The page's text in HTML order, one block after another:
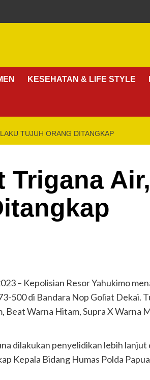
KESEHATAN & LIFE STYLE
TUJUH ORANG DITANGKAP
Trigana
– Kepolisian Resor Yahukimo
500 di Bandara Nop Goliat Dekai.
Warna Hitam, Supra X Warna
dilakukan penyelidikan lebih
Kepala Bidang Humas Polda